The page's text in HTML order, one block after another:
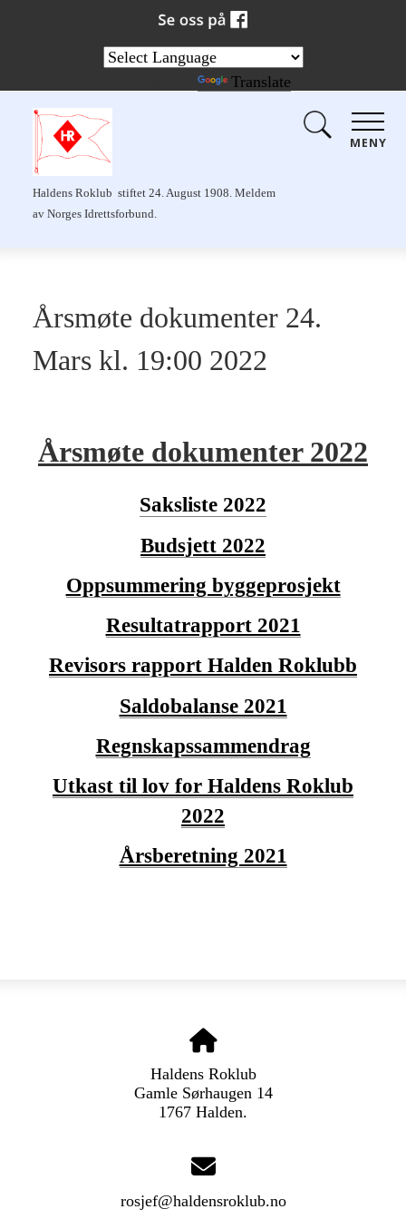
Haldens Roklub stiftet 24. August 1908. Meldem
av Norges Idrettsforbund.
MENY
Årsmøte dokumenter 24.
Mars kl. 19:00 2022
Årsmøte dokumenter 2022
Saksliste 2022
Budsjett 2022
Oppsummering byggeprosjekt
Resultatrapport 2021
Revisors rapport Halden Roklubb
Saldobalanse 2021
Regnskapssammendrag
Utkast til lov for Haldens Roklub
2022
Årsberetning 2021
Translate
Haldens Roklub
Gamle Sørhaugen 14
1767 Halden.
rosjef@haldensroklub.no